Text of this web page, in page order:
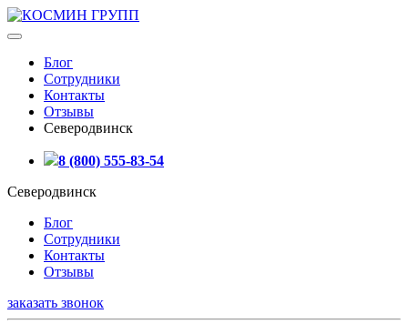
Блог
Сотрудники
Контакты
Отзывы
Северодвинск
8 (800) 555-83-54
Северодвинск
Блог
Сотрудники
Контакты
Отзывы
заказать звонок